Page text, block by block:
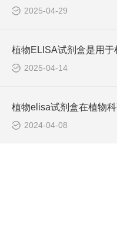
2025-04-29
2025-04-14
2024-04-08